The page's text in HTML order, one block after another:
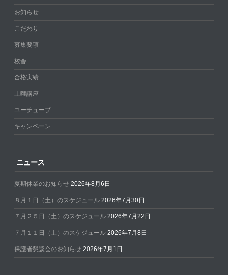
お知らせ
こだわり
募集要項
校舎
合格実績
土曜講座
ユーチューブ
キャンペーン
ニュース
夏期休業のお知らせ 2026年8月6日
８月１日（土）のスケジュール 2026年7月30日
７月２５日（土）のスケジュール 2026年7月22日
７月１１日（土）のスケジュール 2026年7月8日
保護者懇談会のお知らせ 2026年7月1日